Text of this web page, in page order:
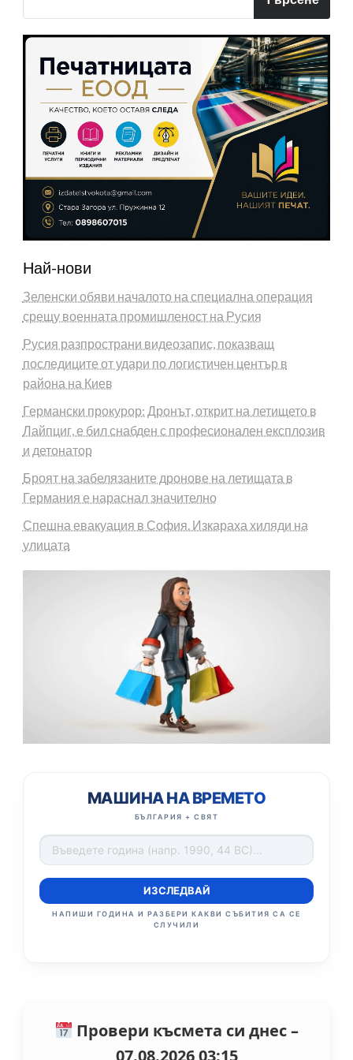
Най-нови
Зеленски обяви началото на специална операция
срещу военната промишленост на Русия
Русия разпространи видеозапис, показващ
последиците от удари по логистичен център в
района на Киев
Германски прокурор: Дронът, открит на летището в
Лайпциг, е бил снабден с професионален експлозив
и детонатор
Броят на забелязаните дронове на летищата в
Германия е нараснал значително
Спешна евакуация в София. Изкараха хиляди на
улицата
МАШИНА НА ВРЕМЕТО
БЪЛГАРИЯ + СВЯТ
ИЗСЛЕДВАЙ
НАПИШИ ГОДИНА И РАЗБЕРИ КАКВИ СЪБИТИЯ СА СЕ
СЛУЧИЛИ
Провери късмета си днес –
07.08.2026 03:15